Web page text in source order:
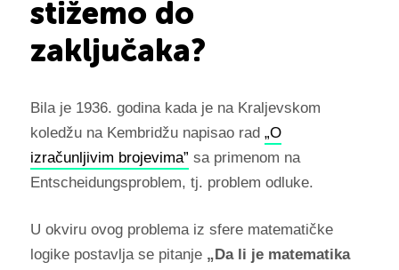
stižemo do
zaključaka?
Bila je 1936. godina kada je na Kraljevskom
koledžu na Kembridžu napisao rad „O
izračunljivim brojevima” sa primenom na
Entscheidungsproblem, tj. problem odluke.
U okviru ovog problema iz sfere matematičke
logike postavlja se pitanje „Da li je matematika